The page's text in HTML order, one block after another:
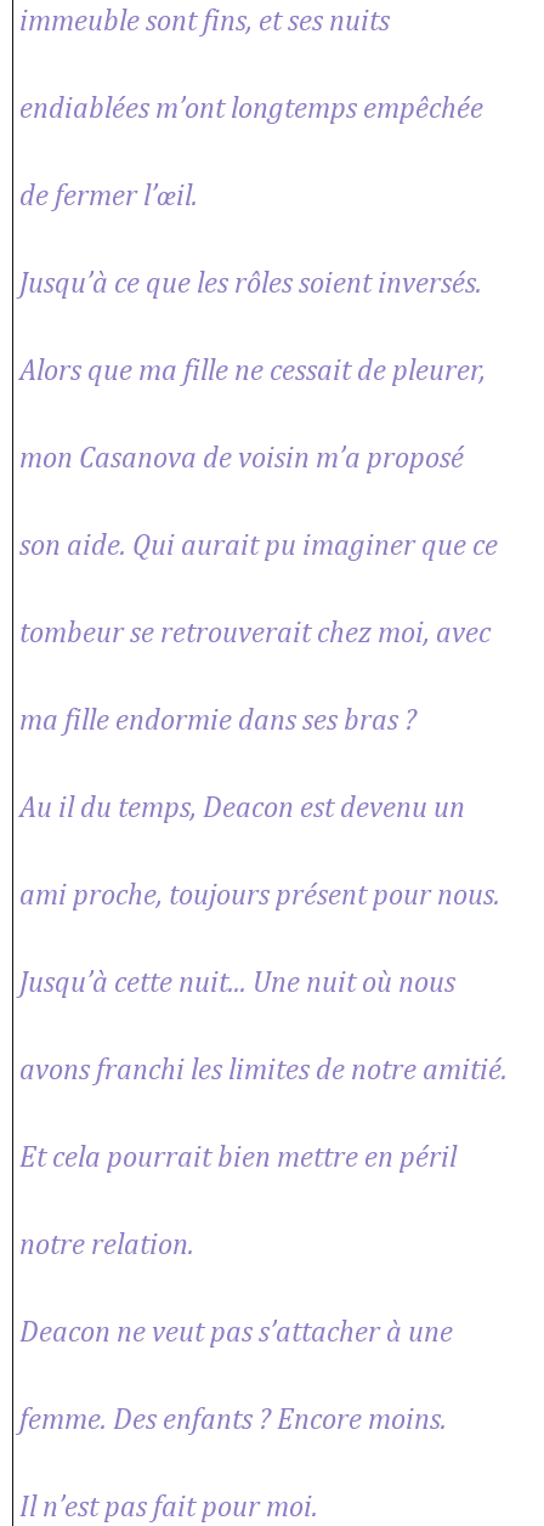
immeuble sont fins, et ses nuits
endiablées m’ont longtemps empêchée
de fermer l’œil.
Jusqu’à ce que les rôles soient inversés.
Alors que ma fille ne cessait de pleurer,
mon Casanova de voisin m’a proposé
son aide. Qui aurait pu imaginer que ce
tombeur se retrouverait chez moi, avec
ma fille endormie dans ses bras ?
Au il du temps, Deacon est devenu un
ami proche, toujours présent pour nous.
Jusqu’à cette nuit... Une nuit où nous
avons franchi les limites de notre amitié.
Et cela pourrait bien mettre en péril
notre relation.
Deacon ne veut pas s’attacher à une
femme. Des enfants ? Encore moins.
Il n’est pas fait pour moi.